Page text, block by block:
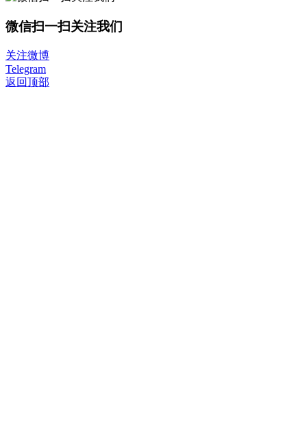
微信扫一扫关注我们
关注微博
Telegram
返回顶部